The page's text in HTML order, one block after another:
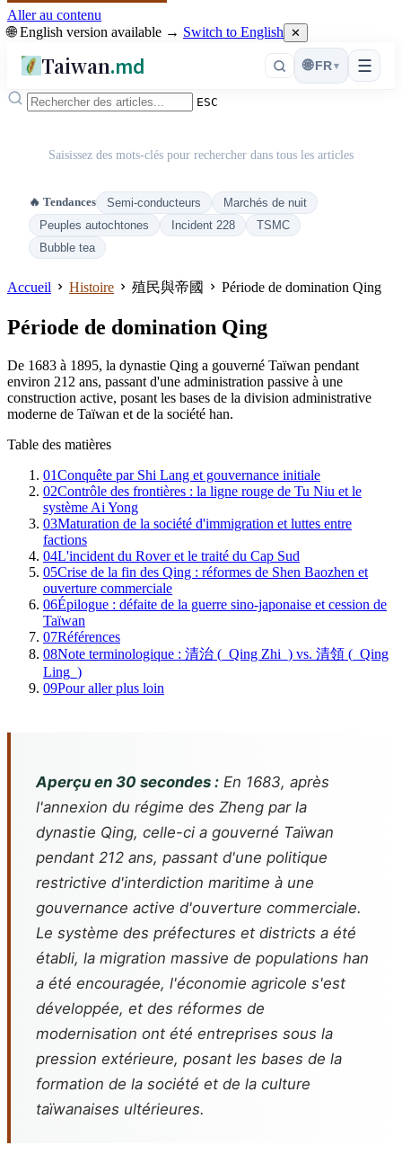
Aller au contenu
🌐 English version available → Switch to English ✕
Taiwan.md ☰
🌐 FR ▾
ESC
Saisissez des mots-clés pour rechercher dans tous les articles
🔥 Tendances Semi-conducteurs
Marchés de nuit
Peuples autochtones
Incident 228
TSMC
Bubble tea
Accueil Histoire 殖民與帝國 Période de domination Qing
Période de domination Qing
De 1683 à 1895, la dynastie Qing a gouverné Taïwan pendant
environ 212 ans, passant d'une administration passive à une
construction active, posant les bases de la division administrative
moderne de Taïwan et de la société han.
Table des matières
01Conquête par Shi Lang et gouvernance initiale
02Contrôle des frontières : la ligne rouge de Tu Niu et le
système Ai Yong
03Maturation de la société d'immigration et luttes entre
factions
04L'incident du Rover et le traité du Cap Sud
05Crise de la fin des Qing : réformes de Shen Baozhen et
ouverture commerciale
06Épilogue : défaite de la guerre sino-japonaise et cession de
Taïwan
07Références
08Note terminologique : 清治 (_Qing Zhi_) vs. 清領 (_Qing
Ling_)
09Pour aller plus loin
Aperçu en 30 secondes : En 1683, après
l'annexion du régime des Zheng par la
dynastie Qing, celle-ci a gouverné Taïwan
pendant 212 ans, passant d'une politique
restrictive d'interdiction maritime à une
gouvernance active d'ouverture commerciale.
Le système des préfectures et districts a été
établi, la migration massive de populations han
a été encouragée, l'économie agricole s'est
développée, et des réformes de
modernisation ont été entreprises sous la
pression extérieure, posant les bases de la
formation de la société et de la culture
taïwanaises ultérieures.